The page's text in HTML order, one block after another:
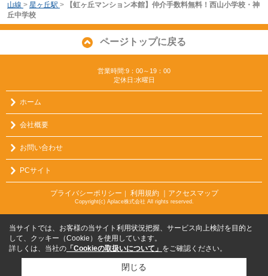
山線 > 星ヶ丘駅 >
【虹ヶ丘マンション本館】仲介手数料無料！西山小学校・神
丘中学校
ページトップに戻る
営業時間:9：00～19：00
定休日:水曜日
ホーム
会社概要
お問い合わせ
PCサイト
プライバシーポリシー ｜ 利用規約 ｜アクセスマップ
Copyright(c) Aplace株式会社 All rights reserved.
当サイトでは、お客様の当サイト利用状況把握、サービス向上検討を目的と
して、クッキー（Cookie）を使用しています。
詳しくは、当社の 「Cookieの取扱いについて」 をご確認ください。
閉じる